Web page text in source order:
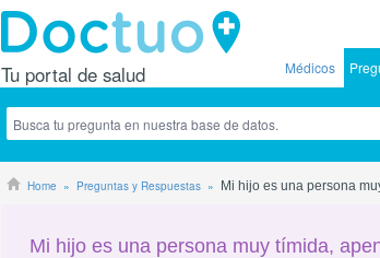
Tu portal de salud Médicos
Home Preguntas y Respuestas Mi hijo es una persona
Mi hijo es una persona muy tímida,